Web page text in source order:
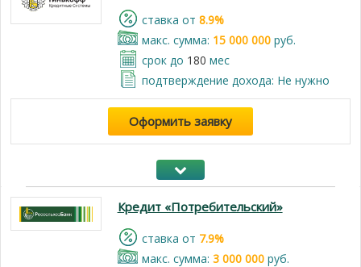
cтавка от 8.9%
макс. сумма: 15 000 000руб.
срок до 180 мес
подтверждение дохода: Не нужно
Оформить заявку
Кредит «Потребительский»
cтавка от 7.9%
макс. сумма: 3 000 000руб.